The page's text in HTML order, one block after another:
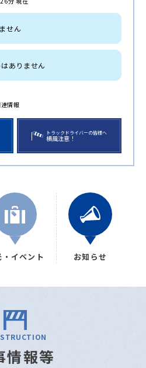
せん
ありません
情報
トラックドライバーの皆様へ
横風注意！
・イベント お知らせ
情報等